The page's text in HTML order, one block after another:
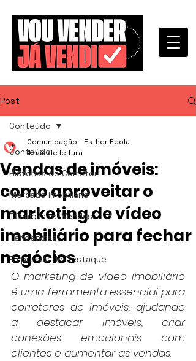
Post
Conteúdo
Histórias de Corretor
Mercado Imobiliário
Técnicas de Vendas
Tendências
Empresas de Destaque
Conteúdo
Vendas de imóveis:
como aproveitar o
marketing de vídeo
imobiliário para fechar
negócios
Comunicação - Esther Feola
4 min de leitura
O marketing de vídeo imobiliário
é uma ferramenta essencial para
corretores de imóveis, ajudando
a destacar imóveis, criar
conexões emocionais com
clientes e aumentar as vendas.